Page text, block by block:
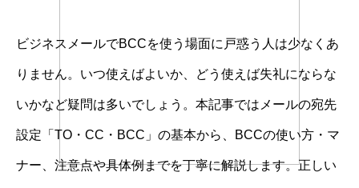
ビジネスメールでBCCを使う場面に戸惑う人は少なくあ
りません。いつ使えばよいか、どう使えば失礼にならな
いかなど疑問は多いでしょう。本記事ではメールの宛先
設定「TO・CC・BCC」の基本から、BCCの使い方・マ
ナー、注意点や具体例までを丁寧に解説します。正しい